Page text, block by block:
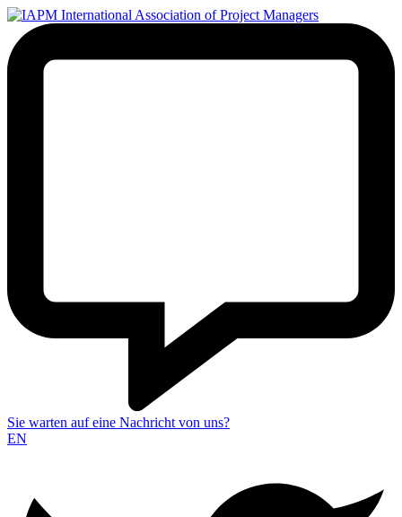
Sie warten auf eine Nachricht von uns?
EN